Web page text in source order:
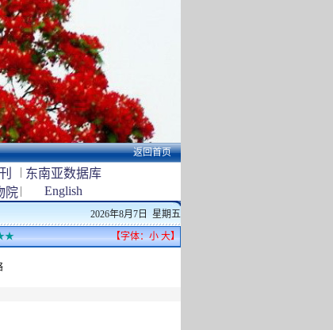
返回首页
| 东南亚数据库
院| English
2026年8月7日 星期五
【字体：小 大】